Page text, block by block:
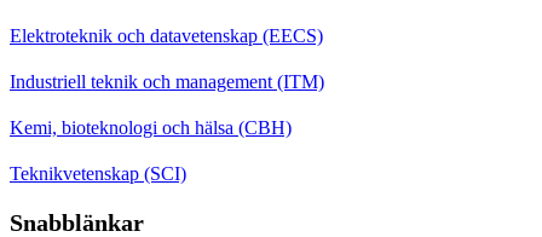
Elektroteknik och datavetenskap (EECS)
Industriell teknik och management (ITM)
Kemi, bioteknologi och hälsa (CBH)
Teknikvetenskap (SCI)
Snabblänkar